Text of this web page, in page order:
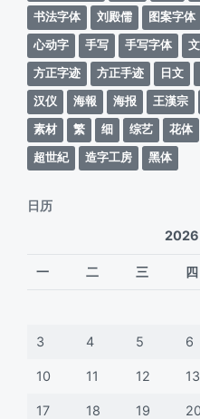
书法字体
刘殿儒 图案字体
心动字
手写 手写字体
方正字迹
方正手迹 日文
汉仪
海報 海报 王漢宗
素材
繁 细 综艺 花体
超世紀
造字工房 黑体
日历
2026
一 二 三 四
3 4 5 6
10 11 12 13
17 18 19 20